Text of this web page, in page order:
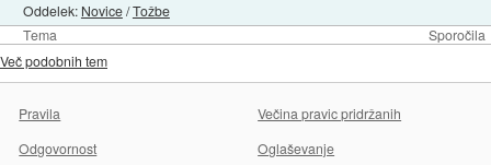
Tema Sporočila
Oddelek: Novice/Tožbe
Več podobnih tem
Pravila
Večina pravic pridržanih
Odgovornost
Oglaševanje